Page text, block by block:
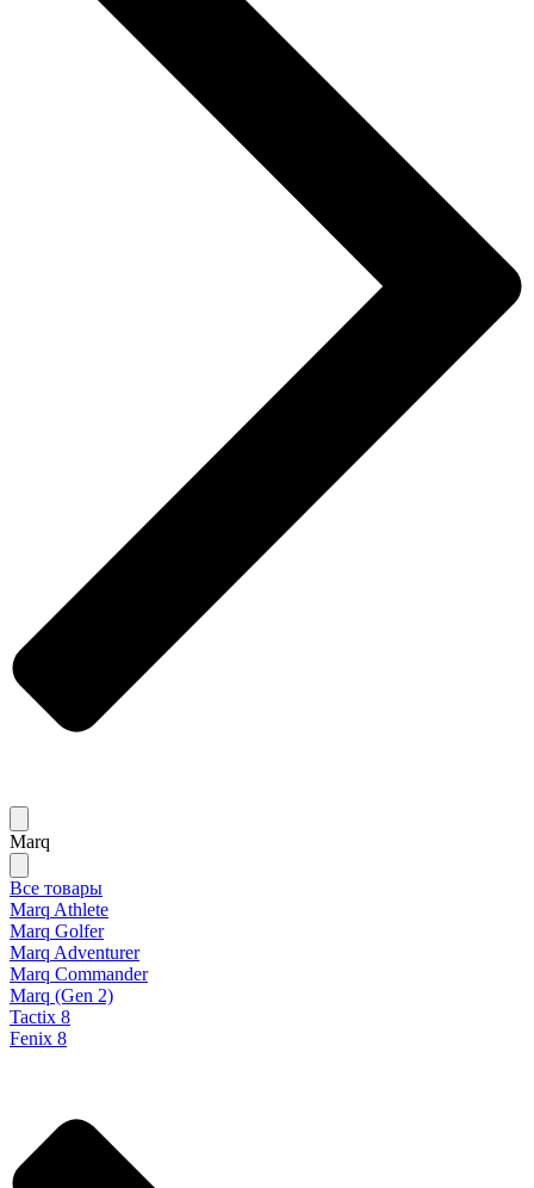
Marq
Все товары
Marq Athlete
Marq Golfer
Marq Adventurer
Marq Commander
Marq (Gen 2)
Tactix 8
Fenix 8